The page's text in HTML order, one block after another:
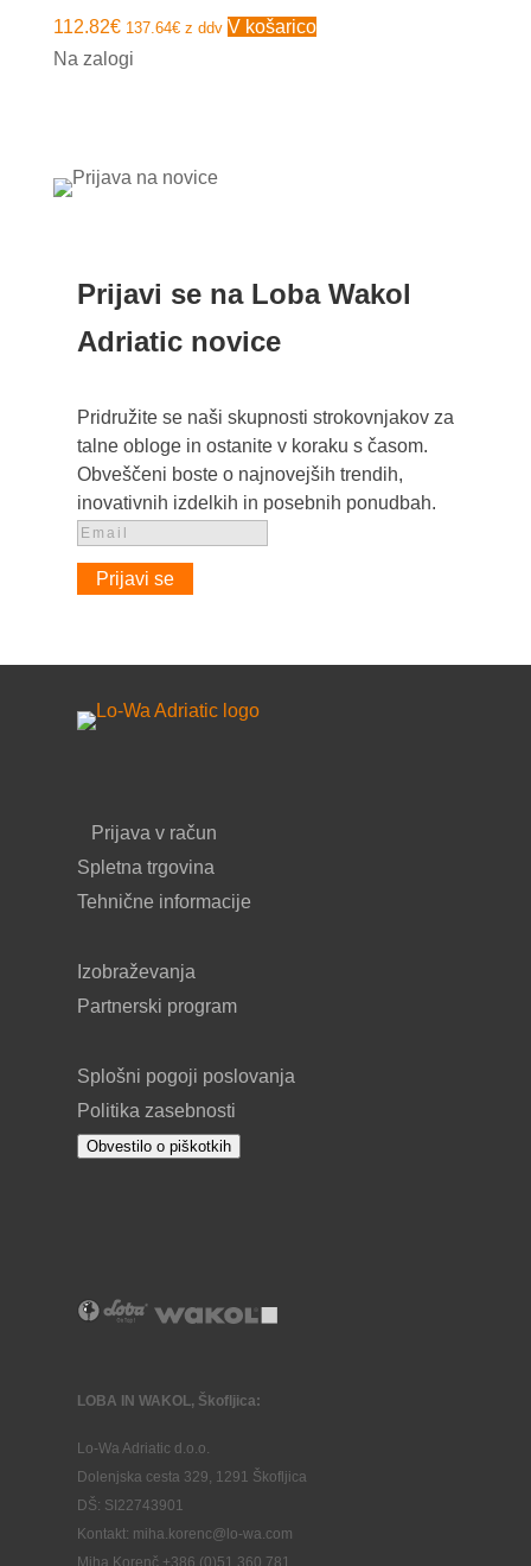
112.82€ 137.64€z ddv V košarico
Na zalogi
Prijavi se na Loba Wakol
Adriatic novice
Pridružite se naši skupnosti strokovnjakov za
talne obloge in ostanite v koraku s časom.
Obveščeni boste o najnovejših trendih,
inovativnih izdelkih in posebnih ponudbah.
Prijavi se
Prijava v račun
Spletna trgovina
Tehnične informacije
Izobraževanja
Partnerski program
Splošni pogoji poslovanja
Politika zasebnosti
Obvestilo o piškotkih
LOBA IN WAKOL, Škofljica:
Lo-Wa Adriatic d.o.o.
Dolenjska cesta 329, 1291 Škofljica
DŠ: SI22743901
Kontakt: miha.korenc@lo-wa.com
Miha Korenč +386 (0)51 360 781